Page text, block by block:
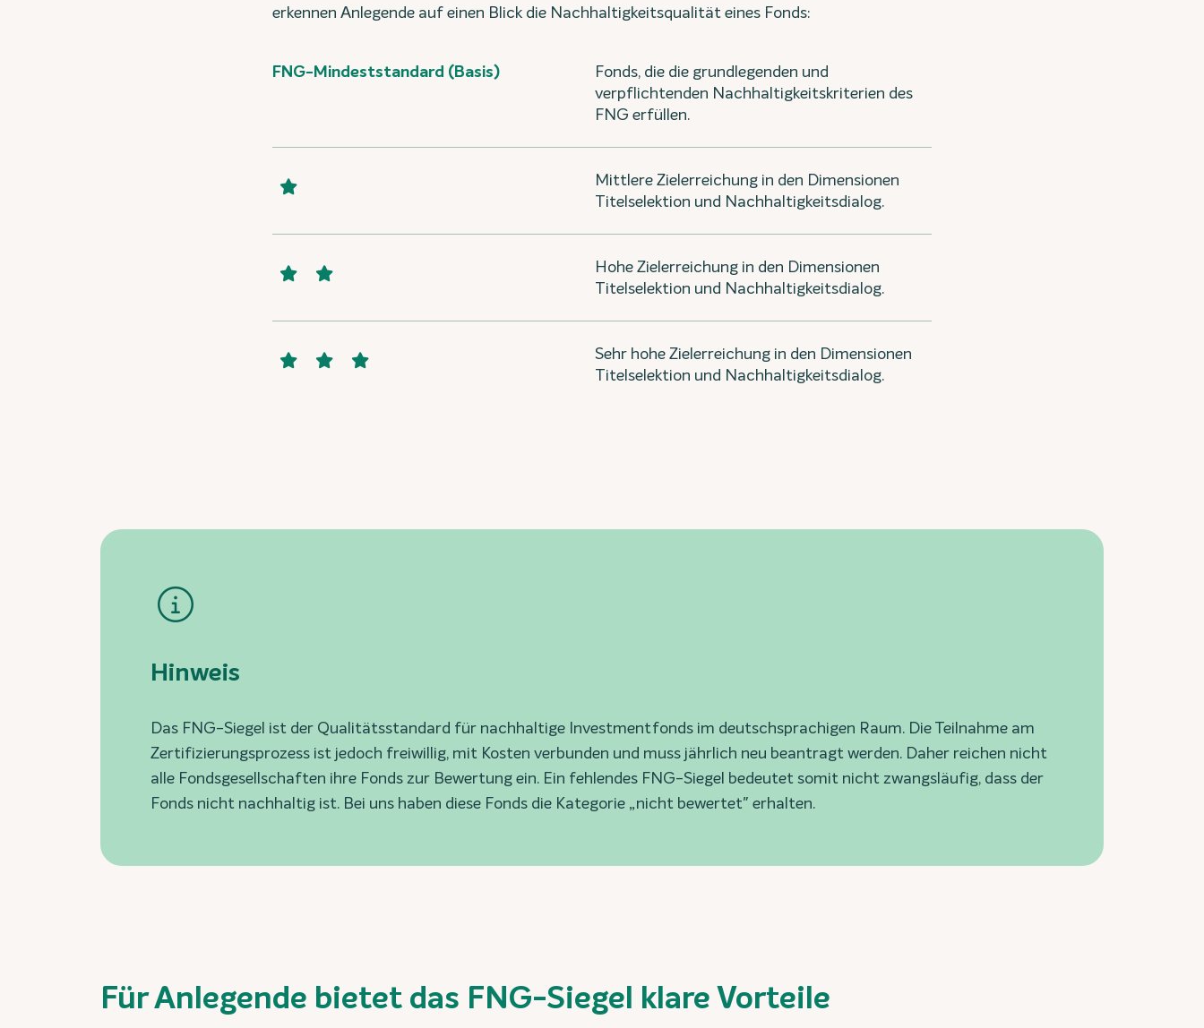
erkennen Anlegende auf einen Blick die Nachhaltigkeitsqualität eines Fonds:
FNG-Mindeststandard (Basis)
Fonds, die die grundlegenden und
verpflichtenden Nachhaltigkeitskriterien des
FNG erfüllen.
Mittlere Zielerreichung in den Dimensionen
Titelselektion und Nachhaltigkeitsdialog.
Hohe Zielerreichung in den Dimensionen
Titelselektion und Nachhaltigkeitsdialog.
Sehr hohe Zielerreichung in den Dimensionen
Titelselektion und Nachhaltigkeitsdialog.
Hinweis
Das FNG-Siegel ist der Qualitätsstandard für nachhaltige Investmentfonds im deutschsprachigen Raum. Die Teilnahme am
Zertifizierungsprozess ist jedoch freiwillig, mit Kosten verbunden und muss jährlich neu beantragt werden. Daher reichen nicht
alle Fondsgesellschaften ihre Fonds zur Bewertung ein. Ein fehlendes FNG-Siegel bedeutet somit nicht zwangsläufig, dass der
Fonds nicht nachhaltig ist. Bei uns haben diese Fonds die Kategorie „nicht bewertet" erhalten.
Für Anlegende bietet das FNG-Siegel klare Vorteile